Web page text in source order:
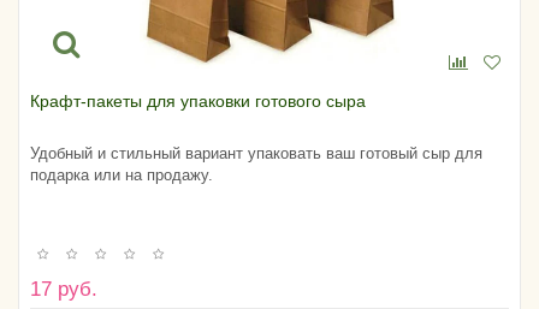
Крафт-пакеты для упаковки готового сыра
Удобный и стильный вариант упаковать ваш готовый сыр для
подарка или на продажу.
17 руб.